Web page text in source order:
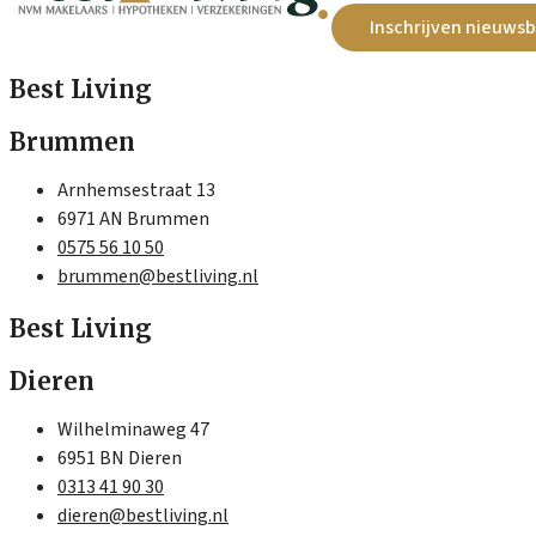
Inschrijven
Best Living
Brummen
Arnhemsestraat 13
6971 AN Brummen
0575 56 10 50
brummen@bestliving.nl
Best Living
Dieren
Wilhelminaweg 47
6951 BN Dieren
0313 41 90 30
dieren@bestliving.nl